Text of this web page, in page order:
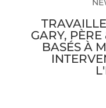
GARY,
BASÉS À